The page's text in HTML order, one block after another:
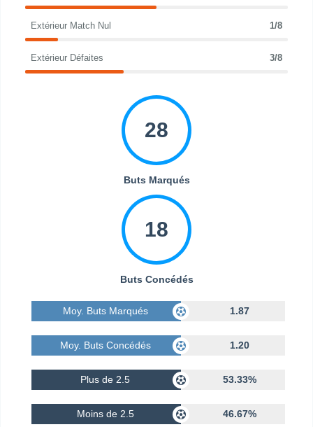
Extérieur Match Nul 1/8
Extérieur Défaites 3/8
28
Buts Marqués
18
Buts Concédés
Moy. Buts Marqués 1.87
Moy. Buts Concédés 1.20
Plus de 2.5 53.33%
Moins de 2.5 46.67%